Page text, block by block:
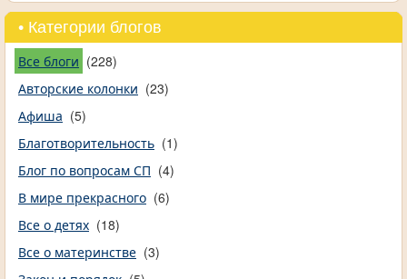
• Категории блогов
Все блоги (228)
Авторские колонки (23)
Афиша (5)
Благотворительность (1)
Блог по вопросам СП (4)
В мире прекрасного (6)
Все о детях (18)
Все о материнстве (3)